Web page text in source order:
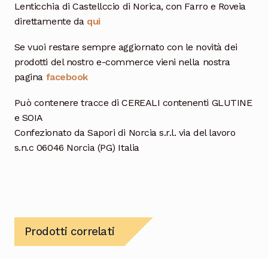
Lenticchia di Castellccio di Norica, con Farro e Roveia
direttamente da qui
Se vuoi restare sempre aggiornato con le novità dei
prodotti del nostro e-commerce vieni nella nostra
pagina facebook
Può contenere tracce di CEREALI contenenti GLUTINE
e SOIA
Confezionato da Sapori di Norcia s.r.l. via del lavoro
s.n.c 06046 Norcia (PG) Italia
Prodotti correlati